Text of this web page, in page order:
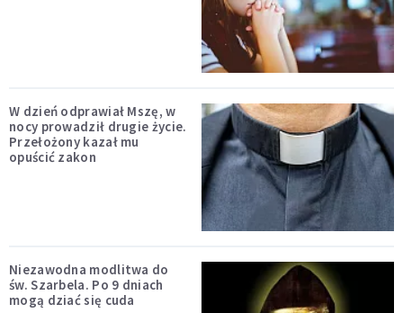
W dzień odprawiał Mszę, w
nocy prowadził drugie życie.
Przełożony kazał mu
opuścić zakon
Niezawodna modlitwa do
św. Szarbela. Po 9 dniach
mogą dziać się cuda